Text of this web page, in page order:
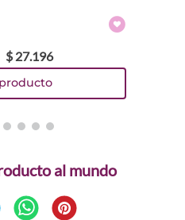
$ 27.196